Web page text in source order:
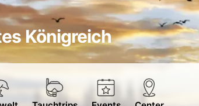
Königreich